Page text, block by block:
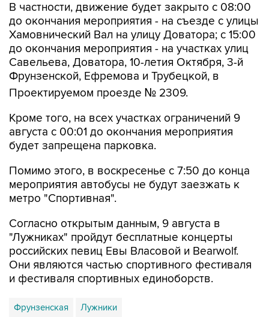
В частности, движение будет закрыто с 08:00
до окончания мероприятия - на съезде с улицы
Хамовнический Вал на улицу Доватора; с 15:00
до окончания мероприятия - на участках улиц
Савельева, Доватора, 10-летия Октября, 3-й
Фрунзенской, Ефремова и Трубецкой, в
Проектируемом проезде № 2309.
Кроме того, на всех участках ограничений 9
августа с 00:01 до окончания мероприятия
будет запрещена парковка.
Помимо этого, в воскресенье с 7:50 до конца
мероприятия автобусы не будут заезжать к
метро "Спортивная".
Согласно открытым данным, 9 августа в
"Лужниках" пройдут бесплатные концерты
российских певиц Евы Власовой и Bearwolf.
Они являются частью спортивного фестиваля
и фестиваля спортивных единоборств.
Фрунзенская Лужники